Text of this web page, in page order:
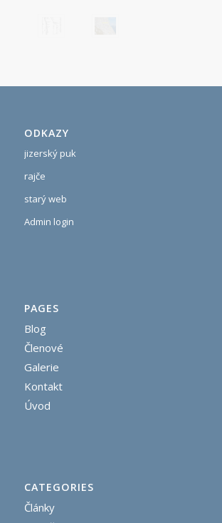
ODKAZY
jizerský puk
rajče
starý web
Admin login
PAGES
Blog
Členové
Galerie
Kontakt
Úvod
CATEGORIES
Články